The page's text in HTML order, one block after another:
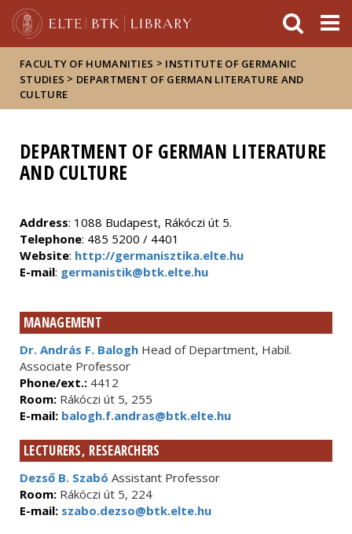
FACULTY OF HUMANITIES > INSTITUTE OF GERMANIC
STUDIES > DEPARTMENT OF GERMAN LITERATURE AND
CULTURE
DEPARTMENT OF GERMAN LITERATURE
AND CULTURE
Address: 1088 Budapest, Rákóczi út 5.
Telephone: 485 5200 / 4401
Website: http://germanisztika.elte.hu
E-mail: germanistik@btk.elte.hu
MANAGEMENT
Dr. András F. Balogh Head of Department, Habil.
Associate Professor
Phone/ext.: 4412
Room: Rákóczi út 5, 255
E-mail: balogh.f.andras@btk.elte.hu
LECTURERS, RESEARCHERS
Dezső B. Szabó Assistant Professor
Room: Rákóczi út 5, 224
E-mail: szabo.dezso@btk.elte.hu